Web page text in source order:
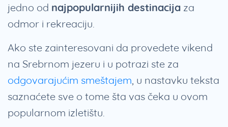
jedno od najpopularnijih destinacija za
odmor i rekreaciju.
Ako ste zainteresovani da provedete vikend
na Srebrnom jezeru i u potrazi ste za
odgovarajućim smeštajem , u nastavku teksta
saznaćete sve o tome šta vas čeka u ovom
popularnom izletištu.